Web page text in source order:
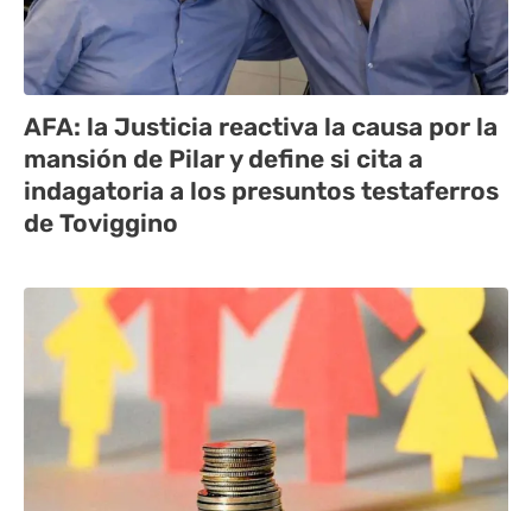
AFA: la Justicia reactiva la causa por la
mansión de Pilar y define si cita a
indagatoria a los presuntos testaferros
de Toviggino